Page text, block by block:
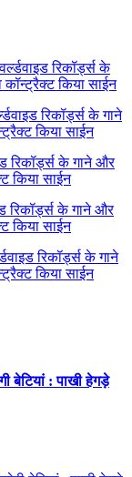
रिकॉर्ड्स के
किया साईन
रिकॉर्ड्स के गाने
किया साईन
रिकॉर्ड्स के गाने और
किया साईन
रिकॉर्ड्स के गाने और
किया साईन
रिकॉर्ड्स के गाने
किया साईन
बेटियां : पाखी हेगड़े